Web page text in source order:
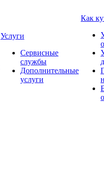
Услуги
Сервисные
службы
Дополнительные
услуги
Как